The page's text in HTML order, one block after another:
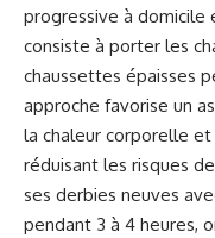
progressive à domicile
consiste à porter les
chaussettes épaisses
approche favorise un
la chaleur corporelle
réduisant les risques
ses derbies neuves
pendant 3 à 4 heures,